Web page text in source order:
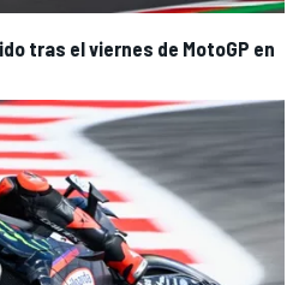
tras el viernes de MotoGP en